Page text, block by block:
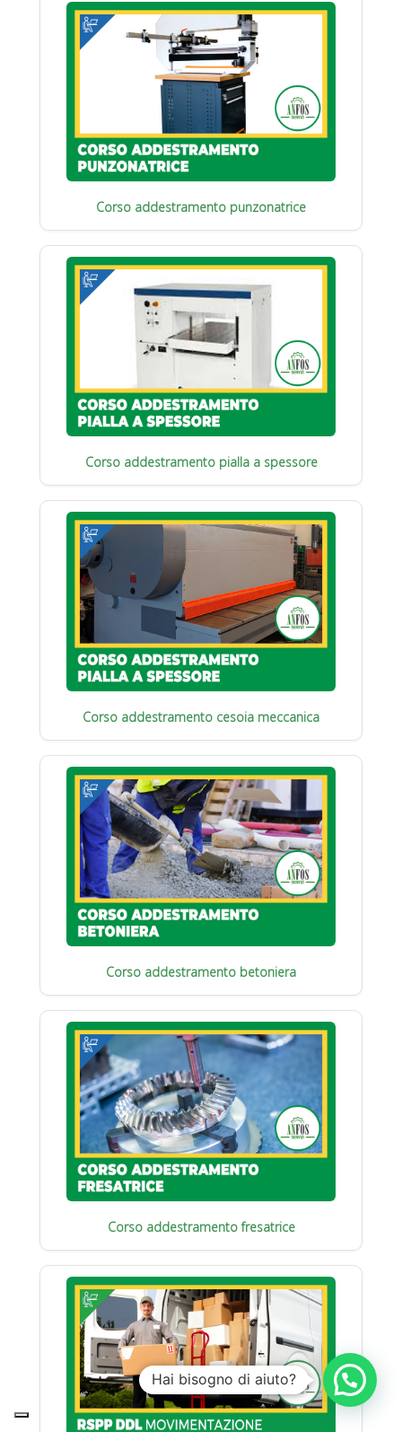
Corso addestramento punzonatrice
Corso addestramento pialla a spessore
Corso addestramento cesoia meccanica
Corso addestramento betoniera
Corso addestramento fresatrice
Hai bisogno di aiuto?